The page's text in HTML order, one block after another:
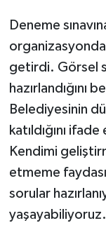
Deneme
getirdi. Görsel
hazırlandığını
Belediyesinin
katıldığını
Kendimi
etmeme
sorular